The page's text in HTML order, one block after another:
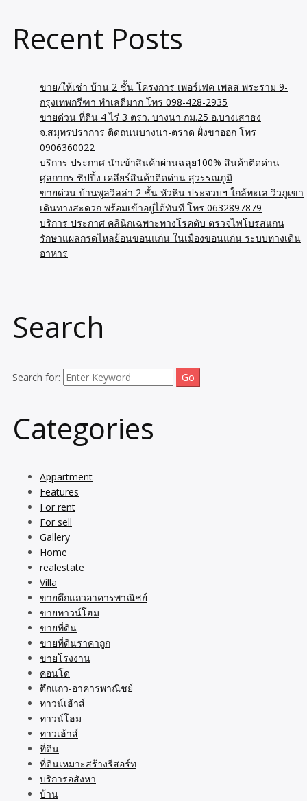
Recent Posts
ขาย/ให้เช่า บ้าน 2 ชั้น โครงการ เพอร์เฟค เพลส พระราม 9-
กรุงเทพกรีฑา ทำเลดีมาก โทร 098-428-2935
ขายด่วน ที่ดิน 4 ไร่ 3 ตรว. บางนา กม.25 อ.บางเสาธง
จ.สมุทรปราการ ติดถนนบางนา-ตราด ฝั่งขาออก โทร
0906360022
บริการ ประกาศ นำเข้าสินค้าผ่านฉลุย100% สินค้าติดด่าน
ศุลกากร ชิปปิ้ง เคลียร์สินค้าติดด่าน สุวรรณภูมิ
ขายด่วน บ้านพูลวิลล่า 2 ชั้น หัวหิน ประจวบฯ ใกล้ทะเล วิวภูเขา
เดินทางสะดวก พร้อมเข้าอยู่ได้ทันที โทร 0632897879
บริการ ประกาศ คลินิกเฉพาะทางโรคตับ ตรวจไฟโบรสแกน
รักษาแผลกรดไหลย้อนขอนแก่น ในเมืองขอนแก่น ระบบทางเดิน
อาหาร
Search
Search for:
Categories
Appartment
Features
For rent
For sell
Gallery
Home
realestate
Villa
ขายตึกแถวอาคารพาณิชย์
ขายทาวน์โฮม
ขายที่ดิน
ขายที่ดินราคาถูก
ขายโรงงาน
คอนโด
ตึกแถว-อาคารพาณิชย์
ทาวน์เฮ้าส์
ทาวน์โฮม
ทาวเฮ้าส์
ที่ดิน
ที่ดินเหมาะสร้างรีสอร์ท
บริการอสังหา
บ้าน